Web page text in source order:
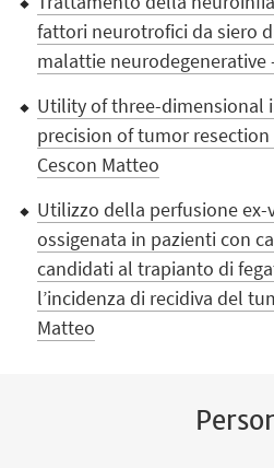
fattori neurotrofici da siero
malattie neurodegenerative
Utility of three-dimensional
precision of tumor
Cescon Matteo
Utilizzo della perfusione
ossigenata in pazienti con
candidati al trapianto di
l’incidenza di recidiva del
Matteo